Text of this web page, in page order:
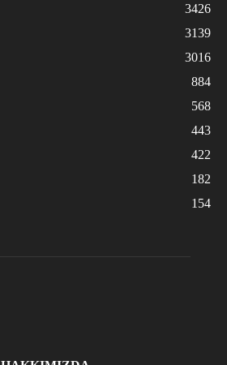
3426
3139
3016
884
568
443
422
182
154